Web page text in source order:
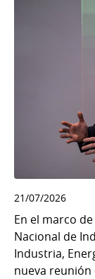
21/07/2026
En el marco
Nacional de
Industria,
nueva reunión